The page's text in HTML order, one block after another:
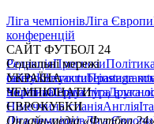
Ліга чемпіонівЛіга Європи
конференцій
САЙТ ФУТБОЛ 24
РедакціяПрогнози
сайтуКонтактиПравила
політикаСтруктура
Соціальні мережі
facebookxyoutubeinstagram
УКРАЇНА
УкраїнаПерша лігаДруга
ЧЕМПІОНАТИ
НімеччинаІспаніяАнглія
ЄВРОКУБКИ
Ліга чемпіонівЛіга Європи
Онлайн-медіа «Футбол 24»